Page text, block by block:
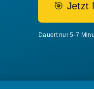
🎯 Jetzt
Dauert nur 5-7